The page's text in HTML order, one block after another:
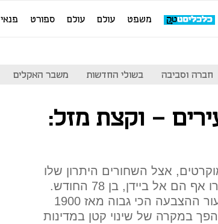
משפט עולם עולם ספורט פנאי
חברה וסביבה בשולי החדשות משבר האקלים
– וקצת מזל:
אצל השחורים היתרון שלו
היה אפילו גדול יותר והצעירים נהרו אף הם אל ביידן, בן 78 החודש.
גם הבחירה באמצעות הדואר ושיעור ההצבעה הכי גבוה מאז 1900
במקרה של שינוי קטן במדינות